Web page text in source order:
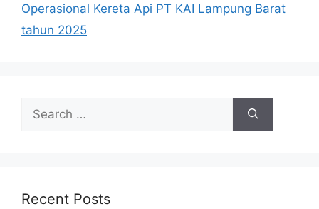
Operasional Kereta Api PT KAI Lampung Barat
tahun 2025
for:
Recent Posts